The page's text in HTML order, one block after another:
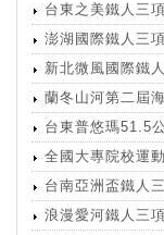
台東之美鐵人三
澎湖國際鐵人三
新北微風國際鐵
蘭冬山河第二屆
台東普悠瑪51.5
全國大專院校運
台南亞洲盃鐵人
浪漫愛河鐵人三